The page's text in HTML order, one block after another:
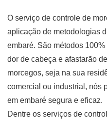
O serviço de controle de
aplicação de metodologias
embaré. São métodos
dor de cabeça e afastarão
morcegos, seja na sua
comercial ou industrial, nós
em embaré segura e eficaz.
Dentre os serviços de